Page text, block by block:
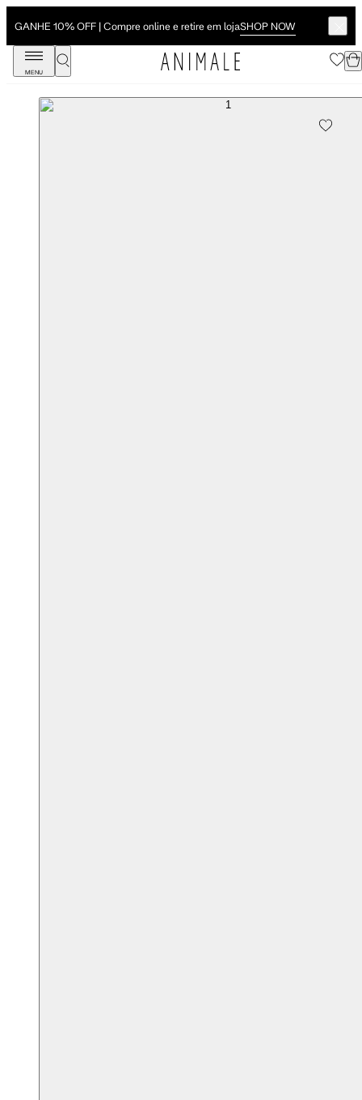
GANHE 10% OFF | Compre online e retire em lojaSHOP NOW
MENU